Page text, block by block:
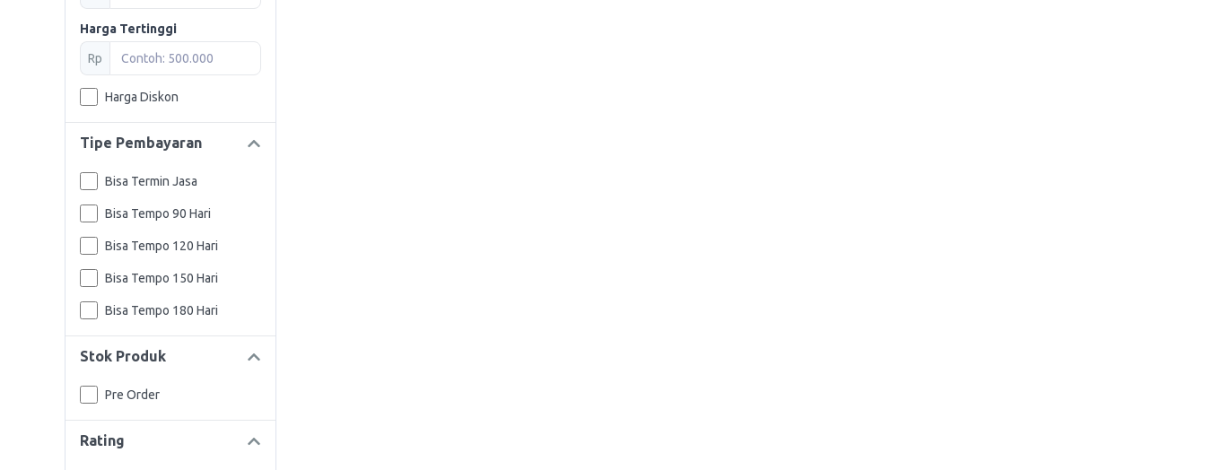
Harga Tertinggi
Rp
Harga Diskon
Tipe Pembayaran
Bisa Termin Jasa
Bisa Tempo 90 Hari
Bisa Tempo 120 Hari
Bisa Tempo 150 Hari
Bisa Tempo 180 Hari
Stok Produk
Pre Order
Rating